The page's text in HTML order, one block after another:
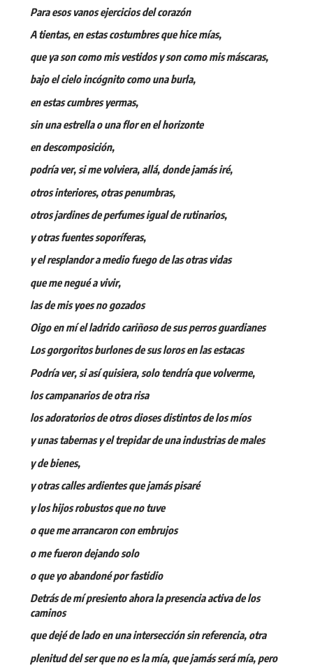
Para esos vanos ejercicios del corazón
A tientas, en estas costumbres que hice mías,
que ya son como mis vestidos y son como mis máscaras,
bajo el cielo incógnito como una burla,
en estas cumbres yermas,
sin una estrella o una flor en el horizonte
en descomposición,
podría ver, si me volviera, allá, donde jamás iré,
otros interiores, otras penumbras,
otros jardines de perfumes igual de rutinarios,
y otras fuentes soporíferas,
y el resplandor a medio fuego de las otras vidas
que me negué a vivir,
las de mis yoes no gozados
Oigo en mí el ladrido cariñoso de sus perros guardianes
Los gorgoritos burlones de sus loros en las estacas
Podría ver, si así quisiera, solo tendría que volverme,
los campanarios de otra risa
los adoratorios de otros dioses distintos de los míos
y unas tabernas y el trepidar de una industrias de males
y de bienes,
y otras calles ardientes que jamás pisaré
y los hijos robustos que no tuve
o que me arrancaron con embrujos
o me fueron dejando solo
o que yo abandoné por fastidio
Detrás de mí presiento ahora la presencia activa de los
caminos
que dejé de lado en una intersección sin referencia, otra
plenitud del ser que no es la mía, que jamás será mía, pero